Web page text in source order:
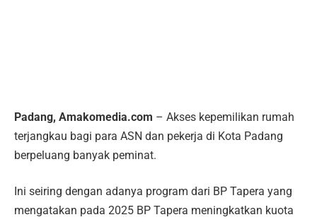
Padang, Amakomedia.com – Akses kepemilikan rumah
terjangkau bagi para ASN dan pekerja di Kota Padang
berpeluang banyak peminat.
Ini seiring dengan adanya program dari BP Tapera yang
mengatakan pada 2025 BP Tapera meningkatkan kuota